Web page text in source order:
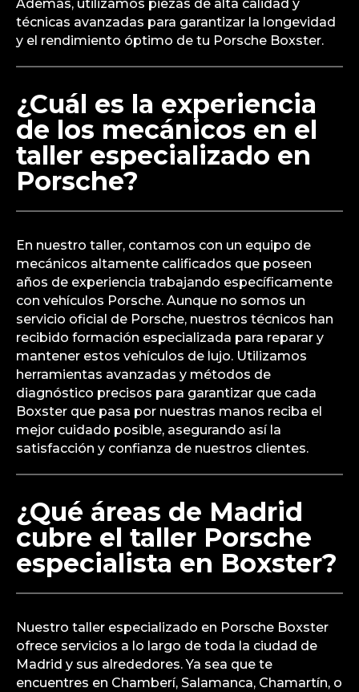
Además, utilizamos piezas de alta calidad y
técnicas avanzadas para garantizar la longevidad
y el rendimiento óptimo de tu Porsche Boxster.
¿Cuál es la experiencia
de los mecánicos en el
taller especializado en
Porsche?
En nuestro taller, contamos con un equipo de
mecánicos altamente calificados que poseen
años de experiencia trabajando específicamente
con vehículos Porsche. Aunque no somos un
servicio oficial de Porsche, nuestros técnicos han
recibido formación especializada para reparar y
mantener estos vehículos de lujo. Utilizamos
herramientas avanzadas y métodos de
diagnóstico precisos para garantizar que cada
Boxster que pasa por nuestras manos reciba el
mejor cuidado posible, asegurando así la
satisfacción y confianza de nuestros clientes.
¿Qué áreas de Madrid
cubre el taller Porsche
especialista en Boxster?
Nuestro taller especializado en Porsche Boxster
ofrece servicios a lo largo de toda la ciudad de
Madrid y sus alrededores. Ya sea que te
encuentres en Chamberí, Salamanca, Chamartín, o